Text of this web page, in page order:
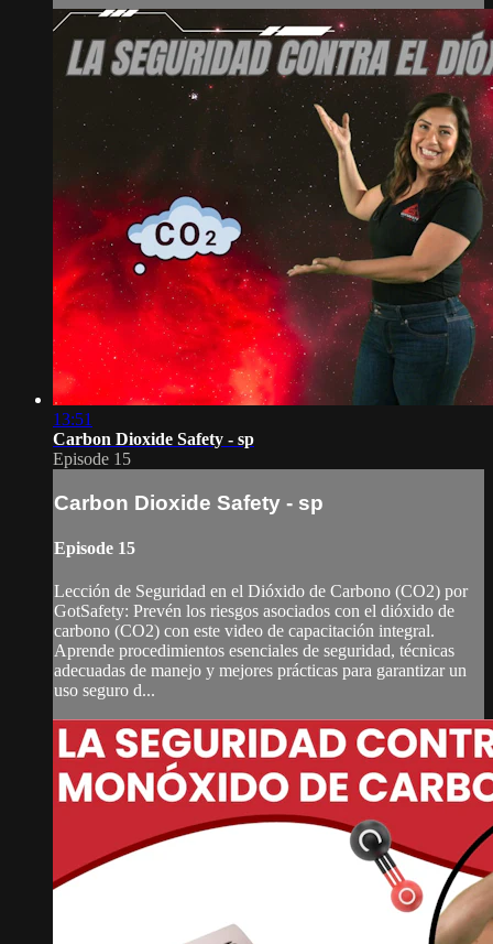
13:51
Carbon Dioxide Safety - sp
Episode 15
Carbon Dioxide Safety - sp
Episode 15
Lección de Seguridad en el Dióxido de Carbono (CO2) por
GotSafety: Prevén los riesgos asociados con el dióxido de
carbono (CO2) con este video de capacitación integral.
Aprende procedimientos esenciales de seguridad, técnicas
adecuadas de manejo y mejores prácticas para garantizar un
uso seguro d...